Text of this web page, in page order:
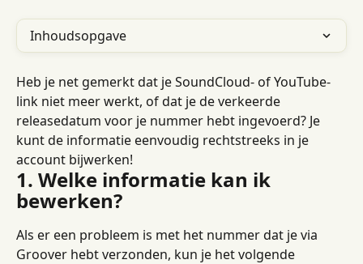
Inhoudsopgave
Heb je net gemerkt dat je SoundCloud- of YouTube-
link niet meer werkt, of dat je de verkeerde
releasedatum voor je nummer hebt ingevoerd? Je
kunt de informatie eenvoudig rechtstreeks in je
account bijwerken!
1. Welke informatie kan ik
bewerken?
Als er een probleem is met het nummer dat je via
Groover hebt verzonden, kun je het volgende